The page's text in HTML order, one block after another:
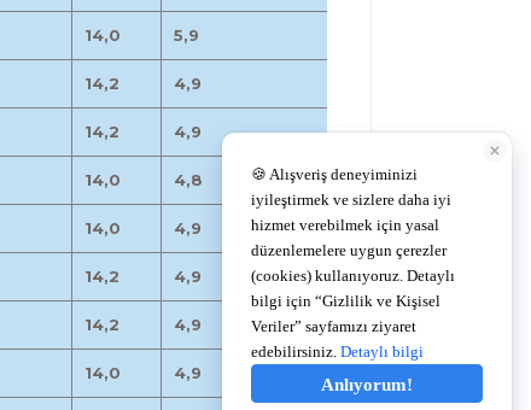
14,0 5,9
14,2 4,9
14,2 4,9
14,0 4,8
14,0 4,9
14,2 4,9
14,2 4,9
14,0 4,9